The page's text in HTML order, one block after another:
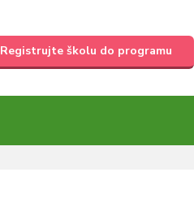
Registrujte školu do programu